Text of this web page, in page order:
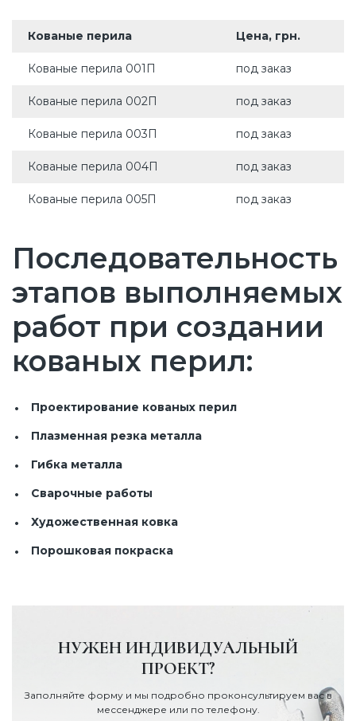
Кованые перила Цена, грн.
Кованые перила 001П под заказ
Кованые перила 002П под заказ
Кованые перила 003П под заказ
Кованые перила 004П под заказ
Кованые перила 005П под заказ
Последовательность
этапов выполняемых
работ при создании
кованых перил:
Проектирование кованых перил
Плазменная резка металла
Гибка металла
Сварочные работы
Художественная ковка
Порошковая покраска
НУЖЕН ИНДИВИДУАЛЬНЫЙ
ПРОЕКТ?
Заполняйте форму и мы подробно проконсультируем вас в
мессенджере или по телефону.